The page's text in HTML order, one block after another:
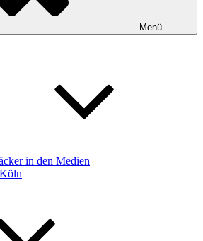
Menü
in den Medien